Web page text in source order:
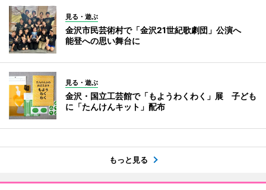
見る・遊ぶ
金沢市民芸術村で「金沢21世紀歌劇団」公演へ
能登への思い舞台に
見る・遊ぶ
金沢・国立工芸館で「もようわくわく」展 子ども
に「たんけんキット」配布
もっと見る